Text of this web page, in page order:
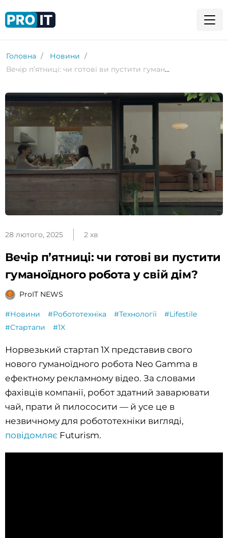
Головна
Новини
Вечір пʼятниці: чи готові ви пустити гуманоїдного робота у свій дім?
28 лютого, 2025 2 хв
Вечір пʼятниці: чи готові ви пустити
гуманоїдного робота у свій дім?
ProIT NEWS
#Новини #Робототехніка #Технології
#Lifestile
#Стартапи
#1X
Норвезький стартап 1X представив свого
нового гуманоїдного робота Neo Gamma в
ефектному рекламному відео. За словами
фахівців компанії, робот здатний заварювати
чай, прати й пилососити — й усе це в
незвичному для робототехніки вигляді,
повідомляє Futurism.